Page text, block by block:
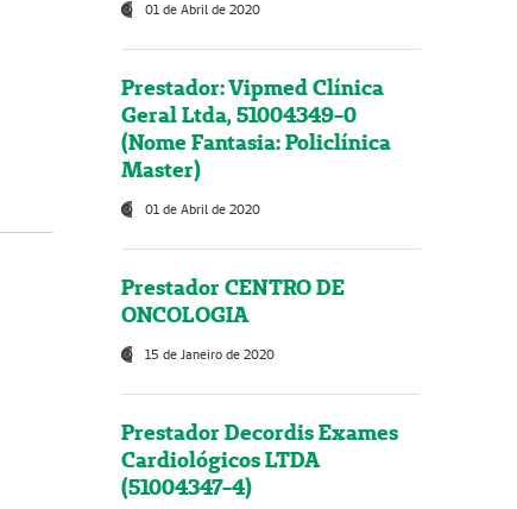
01 de Abril de 2020
Prestador: Vipmed Clínica
Geral Ltda, 51004349-0
(Nome Fantasia: Policlínica
Master)
01 de Abril de 2020
Prestador CENTRO DE
ONCOLOGIA
15 de Janeiro de 2020
Prestador Decordis Exames
Cardiológicos LTDA
(51004347-4)